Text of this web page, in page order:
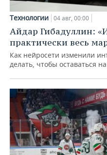
Технологии 04 авг, 00:00
Айдар Гибадуллин:
практически весь
Как нейросети изменили
делать, чтобы оставаться